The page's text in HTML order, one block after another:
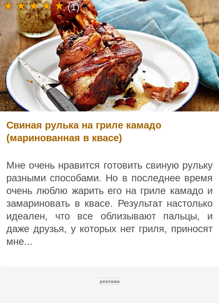
Свиная рулька на гриле камадо
(маринованная в квасе)
Мне очень нравится готовить свиную рульку
разными способами. Но в последнее время
очень люблю жарить его на гриле камадо и
замариновать в квасе. Результат настолько
идеален, что все облизывают пальцы, и
даже друзья, у которых нет гриля, приносят
мне...
(1)
реклама